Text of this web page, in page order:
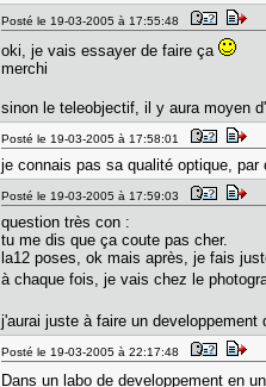
Posté le 19-03-2005 à 17:55:48
oki, je vais essayer de faire ça
merchi
sinon le teleobjectif, il y aura moyen
Posté le 19-03-2005 à 17:58:01
je connais pas sa qualité optique,
Posté le 19-03-2005 à 17:59:03
question très con :
tu me dis que ça coute pas cher.
la12 poses, ok mais après, je fais
à chaque fois, je vais chez le
j'aurai juste à faire un developpement
Posté le 19-03-2005 à 22:17:48
Dans un labo de developpement en